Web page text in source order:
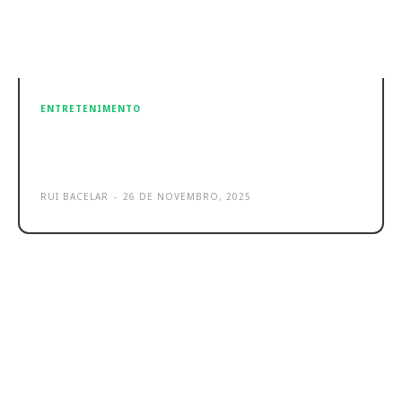
ENTRETENIMENTO
RUI BACELAR - 26 DE NOVEMBRO, 2025